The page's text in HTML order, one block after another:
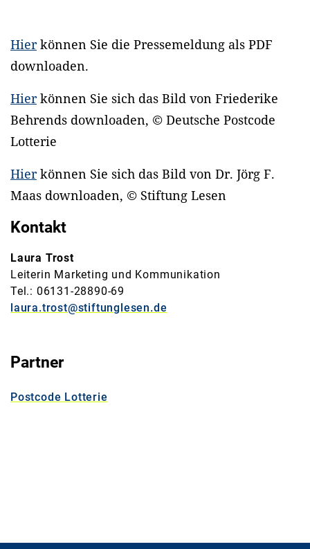
Hierkönnen Sie die Pressemeldung als PDF
downloaden.
Hierkönnen Sie sich das Bild von Friederike
Behrends downloaden, © Deutsche Postcode
Lotterie
Hierkönnen Sie sich das Bild von Dr. Jörg F.
Maas downloaden, © Stiftung Lesen
Kontakt
Laura Trost
Leiterin Marketing und Kommunikation
Tel.: 06131-28890-69
laura.trost@stiftunglesen.de
Partner
Postcode Lotterie